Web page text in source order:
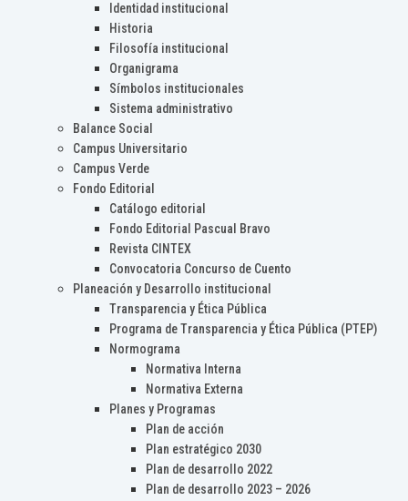
Identidad institucional
Historia
Filosofía institucional
Organigrama
Símbolos institucionales
Sistema administrativo
Balance Social
Campus Universitario
Campus Verde
Fondo Editorial
Catálogo editorial
Fondo Editorial Pascual Bravo
Revista CINTEX
Convocatoria Concurso de Cuento
Planeación y Desarrollo institucional
Transparencia y Ética Pública
Programa de Transparencia y Ética Pública (PTEP)
Normograma
Normativa Interna
Normativa Externa
Planes y Programas
Plan de acción
Plan estratégico 2030
Plan de desarrollo 2022
Plan de desarrollo 2023 – 2026